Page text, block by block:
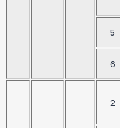
5
6
2